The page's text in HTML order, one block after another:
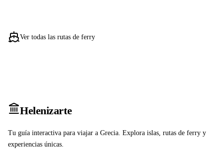
Ver todas las rutas de ferry
Helenizarte
Tu guía interactiva para viajar a Grecia. Explora islas, rutas de ferry y
experiencias únicas.